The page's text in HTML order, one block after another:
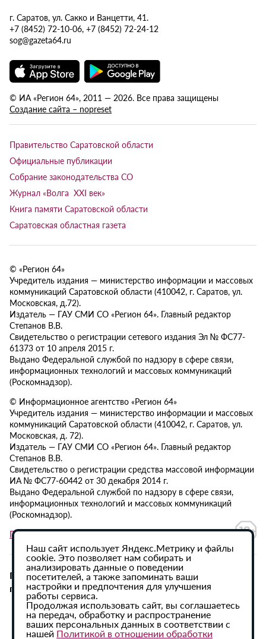
г. Саратов, ул. Сакко и Ванцетти, 41.
+7 (8452) 72-10-06, +7 (8452) 72-24-12
sog@gazeta64.ru
© ИА «Регион 64», 2011 — 2026. Все права защищены
Создание сайта – nopreset
Правительство Саратовской области
Официальные публикации
Собрание законодательства СО
Журнал «Волга XXI век»
Книга памяти Саратовской области
Саратовская областная газета
© «Регион 64»
Учредитель издания — министерство информации и массовых
коммуникаций Саратовской области (410042, г. Саратов, ул.
Московская, д.72).
Издатель — ГАУ СМИ СО «Регион 64». Главный редактор
Степанов В.В.
Свидетельство о регистрации сетевого издания Эл № ФС77-
61373 от 10 апреля 2015 г.
Выдано Федеральной службой по надзору в сфере связи,
информационных технологий и массовых коммуникаций
(Роскомнадзор).
© Информационное агентство «Регион 64»
Учредитель издания — министерство информации и массовых
коммуникаций Саратовской области (410042, г. Саратов, ул.
Московская, д. 72).
Издатель — ГАУ СМИ СО «Регион 64». Главный редактор
Степанов В.В.
Свидетельство о регистрации средства массовой информации
ИА № ФС77-60442 от 30 декабря 2014 г.
Выдано Федеральной службой по надзору в сфере связи,
информационных технологий и массовых коммуникаций
(Роскомнадзор).
Политика в отношении обработки персональных данных
При использовании материалов сайта активная
гиперссылка на ИА «Регион 64» обязательна.
Наш сайт использует Яндекс.Метрику и файлы
cookie. Это позволяет нам собирать и
анализировать данные о поведении
посетителей, а также запоминать ваши
настройки и предпочтения для улучшения
работы сервиса.
Продолжая использовать сайт, вы соглашаетесь
на передач, обработку и распространение
ваших персональных данных в соответствии с
нашей Политикой в отношении обработки